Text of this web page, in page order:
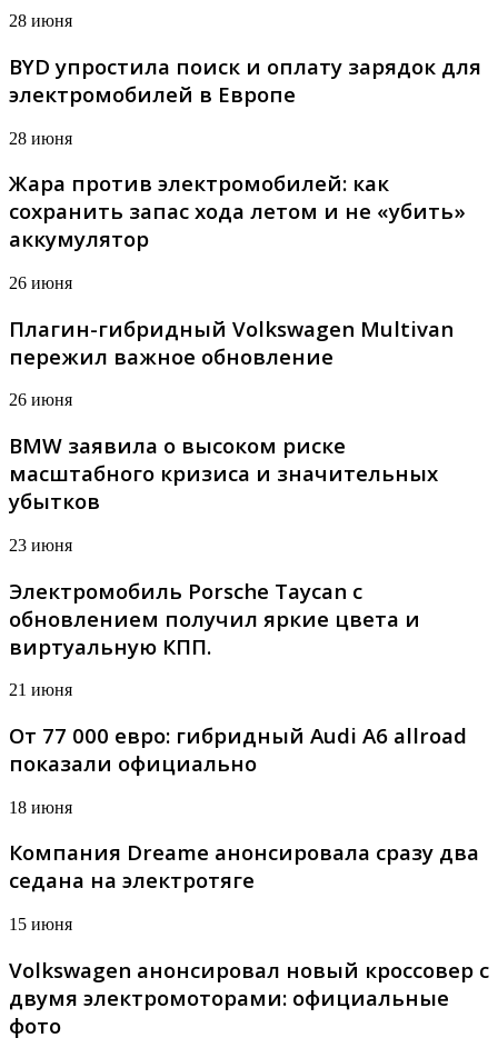
28 июня
BYD упростила поиск и оплату зарядок для
электромобилей в Европе
28 июня
Жара против электромобилей: как
сохранить запас хода летом и не «убить»
аккумулятор
26 июня
Плагин-гибридный Volkswagen Multivan
пережил важное обновление
26 июня
BMW заявила о высоком риске
масштабного кризиса и значительных
убытков
23 июня
Электромобиль Porsche Taycan с
обновлением получил яркие цвета и
виртуальную КПП.
21 июня
От 77 000 евро: гибридный Audi A6 allroad
показали официально
18 июня
Компания Dreame анонсировала сразу два
седана на электротяге
15 июня
Volkswagen анонсировал новый кроссовер с
двумя электромоторами: официальные
фото